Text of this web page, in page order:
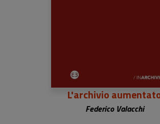
L'archivio
Federico Valacchi